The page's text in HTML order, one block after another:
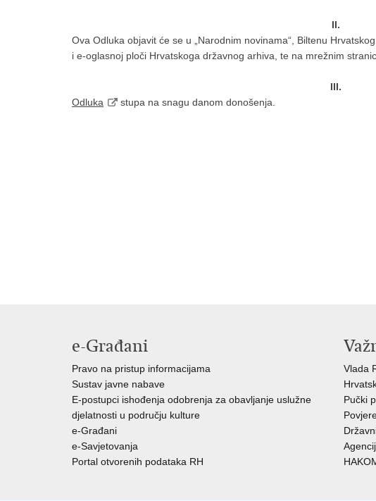
II.
Ova Odluka objavit će se u „Narodnim novinama“, Biltenu
i e-oglasnoj ploči Hrvatskoga državnog arhiva, te na mrežnim
III.
Odluka
stupa na snagu danom donošenja.
e-Građani
Pravo na pristup informacijama
Sustav javne nabave
E-postupci ishođenja odobrenja za obavljanje uslužne
djelatnosti u području kulture
e-Građani
e-Savjetovanja
Portal otvorenih podataka RH
Vlada
Pučki